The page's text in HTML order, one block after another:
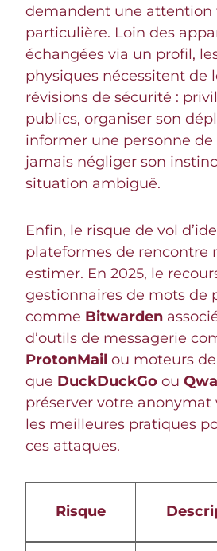
demandent une attention
particulière. Loin des
échangées via un profil,
physiques nécessitent de
révisions de sécurité :
publics, organiser son
informer une personne de
jamais négliger son
situation ambiguë.
Enfin, le risque de vol
plateformes de rencontre
estimer. En 2025, le
gestionnaires de mots de
comme Bitwarden
d’outils de messagerie
ProtonMail ou moteurs
que DuckDuckGo ou
préserver votre
les meilleures pratiques
ces attaques.
Risque